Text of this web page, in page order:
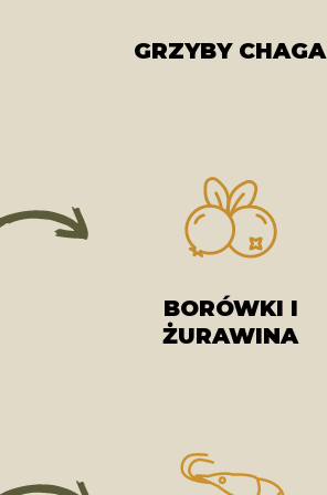
GRZYBY CHAGA
BORÓWKI I
ŻURAWINA